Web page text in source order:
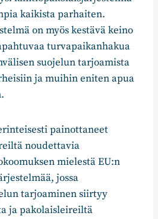
kaikista parhaiten.
on myös kestävä keino
turvapaikanhakua
suojelun tarjoamista
ja muihin eniten apua
painottaneet
noudettavia
mielestä EU:n
jossa
tarjoaminen siirtyy
ja pakolaisleireiltä